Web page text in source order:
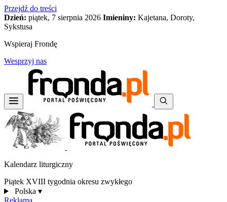
Przejdź do treści
Dzień: piątek, 7 sierpnia 2026 Imieniny: Kajetana, Doroty,
Sykstusa
Wspieraj Frondę
Wesprzyj nas
Kalendarz liturgiczny
Piątek XVIII tygodnia okresu zwykłego
Polska ▾
Reklama